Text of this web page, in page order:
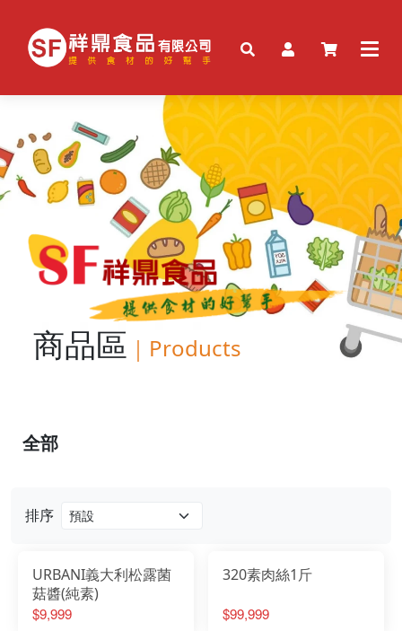
商品區 ｜ Products
排序
URBANI義大利松露菌
菇醬(純素)
$9,999
320素肉絲1斤
$99,999
全部